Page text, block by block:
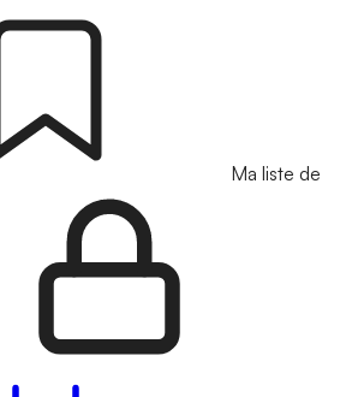
Ma liste de